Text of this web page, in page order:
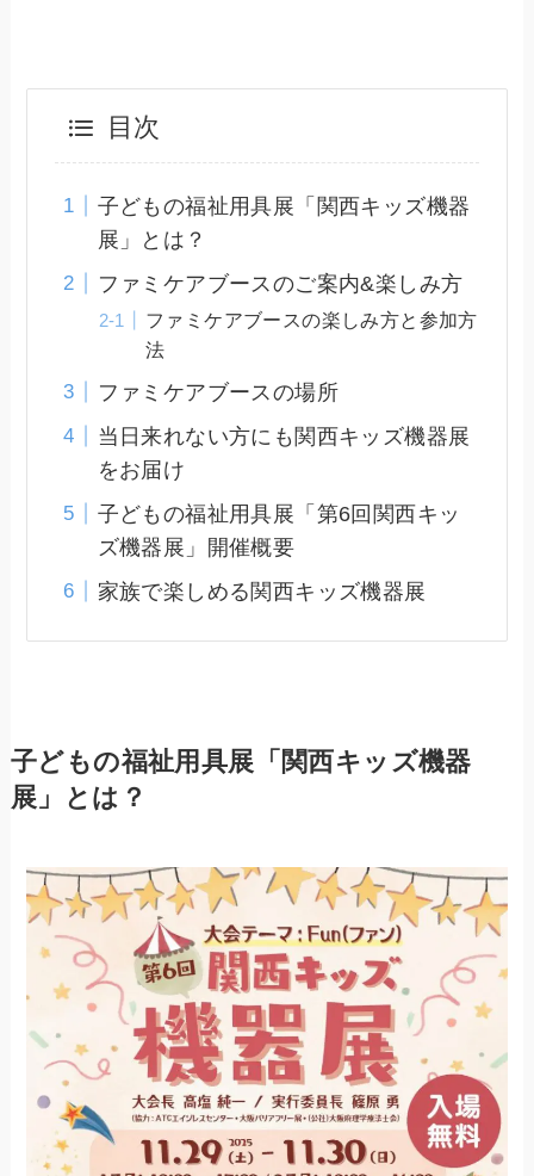
目次
子どもの福祉用具展「関西キッズ機器
展」とは？
ファミケアブースのご案内&楽しみ方
ファミケアブースの楽しみ方と参加方
法
ファミケアブースの場所
当日来れない方にも関西キッズ機器展
をお届け
子どもの福祉用具展「第6回関西キッ
ズ機器展」開催概要
家族で楽しめる関西キッズ機器展
子どもの福祉用具展「関西キッズ機器
展」とは？